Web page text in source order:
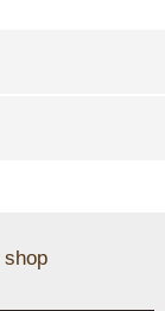
shop